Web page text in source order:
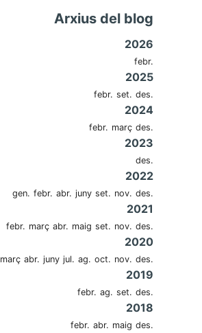
Arxius del blog
2026
febr.
2025
febr. set. des.
2024
febr. març des.
2023
des.
2022
gen. febr. abr. juny set. nov. des.
2021
febr. març abr. maig set. nov. des.
2020
març abr. juny jul. ag. oct. nov. des.
2019
febr. ag. set. des.
2018
febr. abr. maig des.